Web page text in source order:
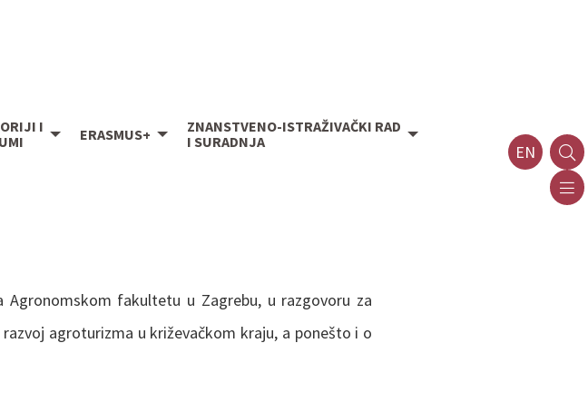
I
ERASMUS+
ZNANSTVENO-ISTRAŽIVAČKI RAD
I SURADNJA
EN
fakultetu u Zagrebu, u razgovoru za
agroturizma u križevačkom kraju, a ponešto i o